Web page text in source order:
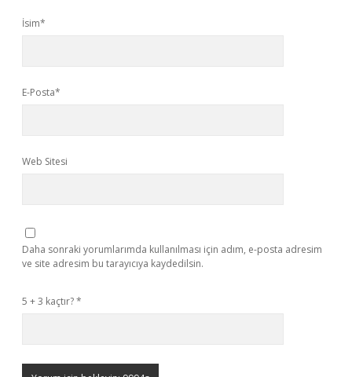
İsim*
E-Posta*
Web Sitesi
Daha sonraki yorumlarımda kullanılması için adım, e-posta adresim
ve site adresim bu tarayıcıya kaydedilsin.
5 + 3 kaçtır?*